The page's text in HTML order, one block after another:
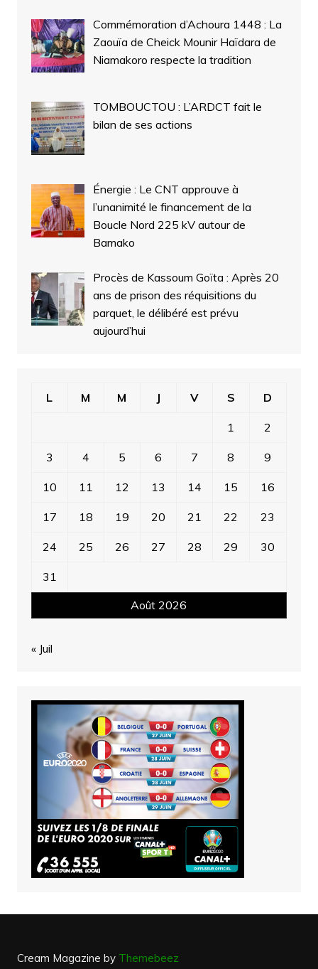
Commémoration d’Achoura 1448 : La
Zaouïa de Cheick Mounir Haïdara de
Niamakoro respecte la tradition
TOMBOUCTOU : L’ARDCT fait le
bilan de ses actions
Énergie : Le CNT approuve à
l’unanimité le financement de la
Boucle Nord 225 kV autour de
Bamako
Procès de Kassoum Goïta : Après 20
ans de prison des réquisitions du
parquet, le délibéré est prévu
aujourd’hui
Août 2026
L M M J V S D
1 2
3 4 5 6 7 8 9
10 11 12 13 14 15 16
17 18 19 20 21 22 23
24 25 26 27 28 29 30
31
« Juil
Cream Magazine by Themebeez